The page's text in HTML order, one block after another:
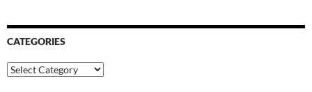
CATEGORIES
Categories